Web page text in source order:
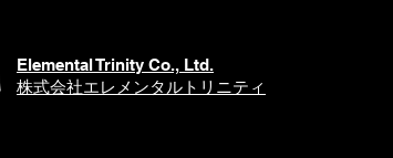
Elemental Trinity Co., Ltd.
​株式会社エレメンタルトリニティ